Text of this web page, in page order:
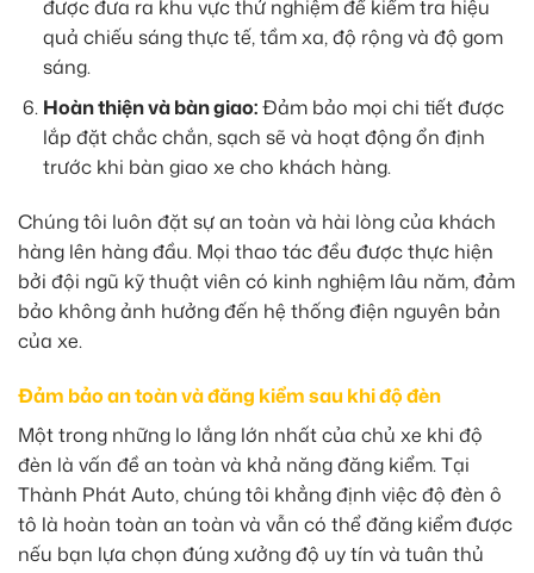
được đưa ra khu vực thử nghiệm để kiểm tra hiệu
quả chiếu sáng thực tế, tầm xa, độ rộng và độ gom
sáng.
Hoàn thiện và bàn giao:Đảm bảo mọi chi tiết được
lắp đặt chắc chắn, sạch sẽ và hoạt động ổn định
trước khi bàn giao xe cho khách hàng.
Chúng tôi luôn đặt sự an toàn và hài lòng của khách
hàng lên hàng đầu. Mọi thao tác đều được thực hiện
bởi đội ngũ kỹ thuật viên có kinh nghiệm lâu năm, đảm
bảo không ảnh hưởng đến hệ thống điện nguyên bản
của xe.
Đảm bảo an toàn và đăng kiểm sau khi độ đèn
Một trong những lo lắng lớn nhất của chủ xe khi độ
đèn là vấn đề an toàn và khả năng đăng kiểm. Tại
Thành Phát Auto, chúng tôi khẳng định việc độ đèn ô
tô là hoàn toàn an toàn và vẫn có thể đăng kiểm được
nếu bạn lựa chọn đúng xưởng độ uy tín và tuân thủ